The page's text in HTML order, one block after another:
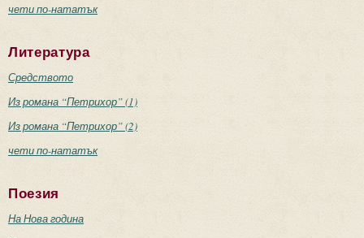
чети по-нататък
Литература
Средството
Из романа “Петрихор” (1)
Из романа “Петрихор” (2)
чети по-нататък
Поезия
На Нова година